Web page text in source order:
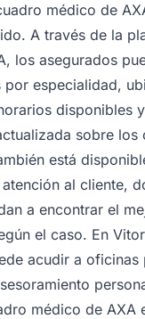
médico de
A través de la
los asegurados
por especialidad,
disponibles
sobre los
está
al cliente,
a encontrar el
el caso. En
acudir a oficinas
médico de AXA